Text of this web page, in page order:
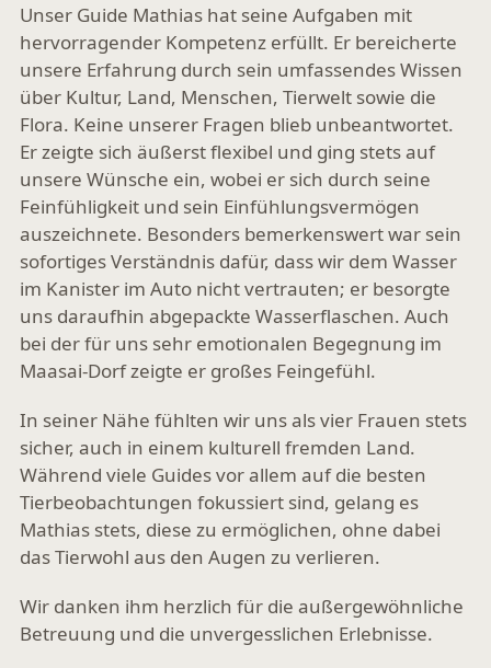
Unser Guide Mathias hat seine Aufgaben mit
hervorragender Kompetenz erfüllt. Er bereicherte
unsere Erfahrung durch sein umfassendes Wissen
über Kultur, Land, Menschen, Tierwelt sowie die
Flora. Keine unserer Fragen blieb unbeantwortet.
Er zeigte sich äußerst flexibel und ging stets auf
unsere Wünsche ein, wobei er sich durch seine
Feinfühligkeit und sein Einfühlungsvermögen
auszeichnete. Besonders bemerkenswert war sein
sofortiges Verständnis dafür, dass wir dem Wasser
im Kanister im Auto nicht vertrauten; er besorgte
uns daraufhin abgepackte Wasserflaschen. Auch
bei der für uns sehr emotionalen Begegnung im
Maasai-Dorf zeigte er großes Feingefühl.
In seiner Nähe fühlten wir uns als vier Frauen stets
sicher, auch in einem kulturell fremden Land.
Während viele Guides vor allem auf die besten
Tierbeobachtungen fokussiert sind, gelang es
Mathias stets, diese zu ermöglichen, ohne dabei
das Tierwohl aus den Augen zu verlieren.
Wir danken ihm herzlich für die außergewöhnliche
Betreuung und die unvergesslichen Erlebnisse.